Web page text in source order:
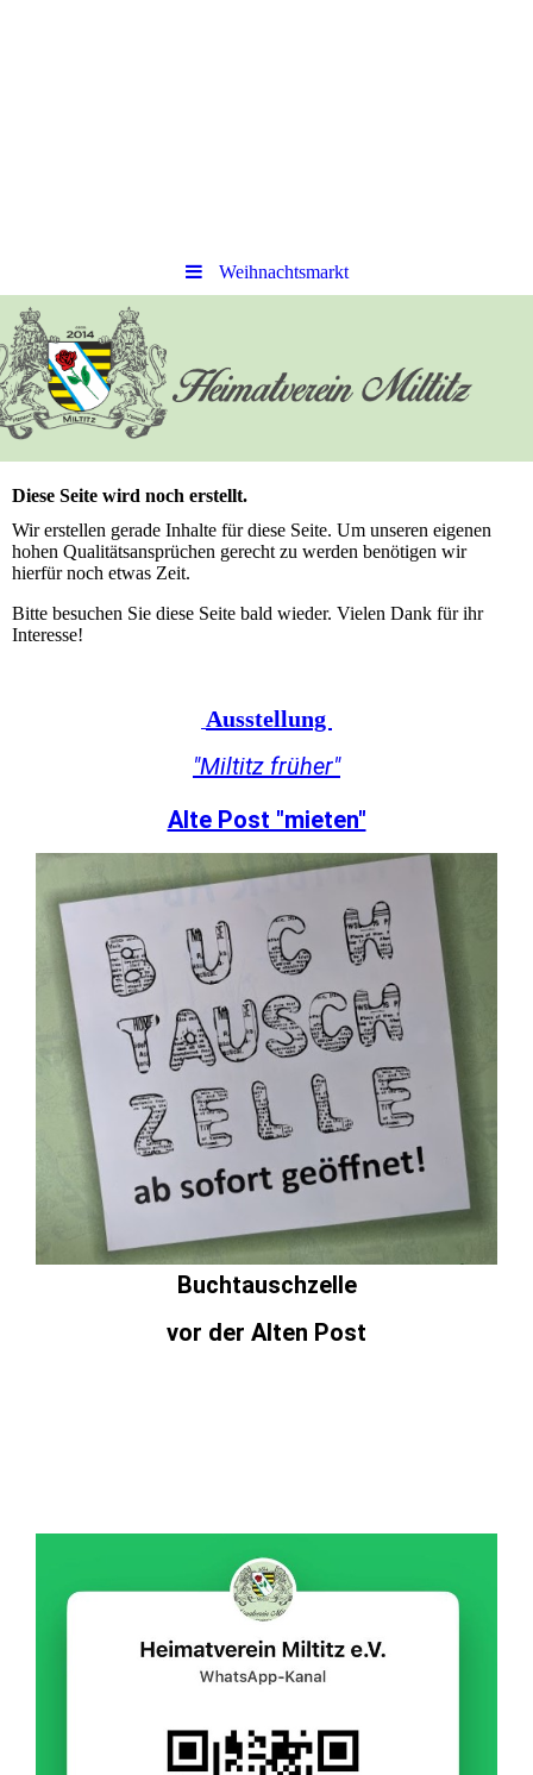
Weihnachtsmarkt
Diese Seite wird noch erstellt.
Wir erstellen gerade Inhalte für diese Seite. Um unseren eigenen
hohen Qualitätsansprüchen gerecht zu werden benötigen wir
hierfür noch etwas Zeit.
Bitte besuchen Sie diese Seite bald wieder. Vielen Dank für ihr
Interesse!
Ausstellung
"Miltitz früher"
Alte Post "mieten"
Buchtauschzelle
vor der Alten Post